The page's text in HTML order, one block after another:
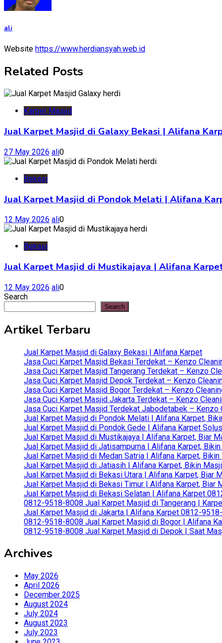
ali
Website https://www.herdiansyah.web.id
Related Posts
Karpet Masjid
Jual Karpet Masjid di Galaxy Bekasi | Alifana
27 May 2026 ali0
Bekasi
Jual Karpet Masjid di Pondok Melati | Alifana
12 May 2026 ali0
Bekasi
Jual Karpet Masjid di Mustikajaya | Alifana
12 May 2026 ali0
Search
Search
Artikel Terbaru
Jual Karpet Masjid di Galaxy Bekasi | Alifana Karpet
Jasa Cuci Karpet Masjid Bekasi Terdekat – Kenzo
Jasa Cuci Karpet Masjid Tangerang Terdekat – Kenzo
Jasa Cuci Karpet Masjid Depok Terdekat – Kenzo
Jasa Cuci Karpet Masjid Bogor Terdekat – Kenzo
Jasa Cuci Karpet Masjid Jakarta Terdekat – Kenzo
Jasa Cuci Karpet Masjid Terdekat Jabodetabek –
Jual Karpet Masjid di Pondok Melati | Alifana Karpet,
Jual Karpet Masjid di Pondok Gede | Alifana Karpet
Jual Karpet Masjid di Mustikajaya | Alifana Karpet, Biar
Jual Karpet Masjid di Jatisampurna | Alifana Karpet,
Jual Karpet Masjid di Medan Satria | Alifana Karpet,
Jual Karpet Masjid di Jatiasih | Alifana Karpet, Bikin
Jual Karpet Masjid di Bekasi Utara | Alifana Karpet, Biar
Jual Karpet Masjid di Bekasi Timur | Alifana Karpet, Biar
Jual Karpet Masjid di Bekasi Selatan | Alifana Karpet
0812-9518-8008 Jual Karpet Masjid di Tangerang |
Jual Karpet Masjid di Jakarta | Alifana Karpet 0812-
0812-9518-8008 Jual Karpet Masjid di Bogor | Alifana
0812-9518-8008 Jual Karpet Masjid di Depok | Saat
Archives
May 2026
April 2026
December 2025
August 2024
July 2024
August 2023
July 2023